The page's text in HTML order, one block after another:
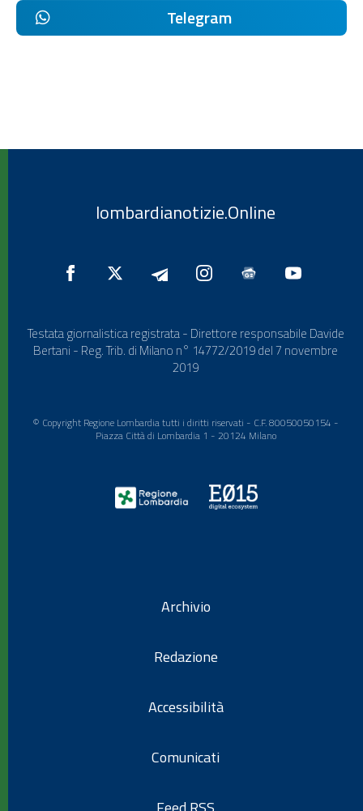
Telegram
lombardianotizie.Online
Testata giornalistica registrata - Direttore responsabile Davide
Bertani - Reg. Trib. di Milano n° 14772/2019 del 7 novembre
2019
© Copyright Regione Lombardia tutti i diritti riservati - C.F. 80050050154 -
Piazza Città di Lombardia 1 - 20124 Milano
Archivio
Redazione
Accessibilità
Comunicati